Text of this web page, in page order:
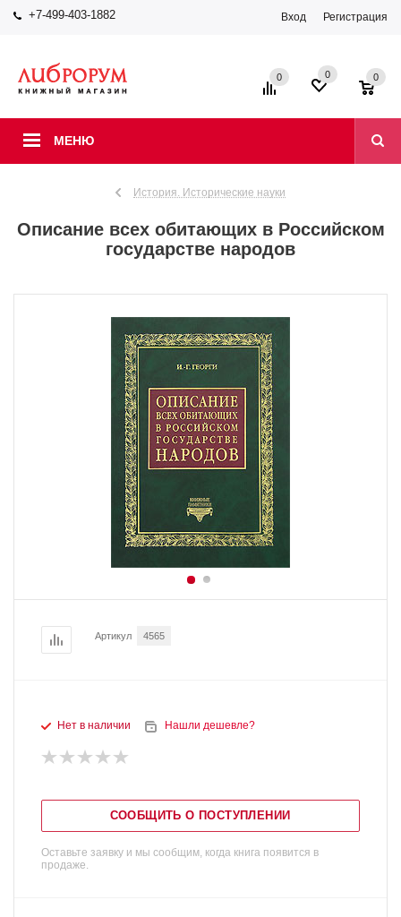
+7-499-403-1882 Вход Регистрация
МЕНЮ
0 0 0
История. Исторические науки
Описание всех обитающих в Российском
государстве народов
Артикул 4565
Нет в наличии Нашли дешевле?
СООБЩИТЬ О ПОСТУПЛЕНИИ
Оставьте заявку и мы сообщим, когда книга появится в
продаже.